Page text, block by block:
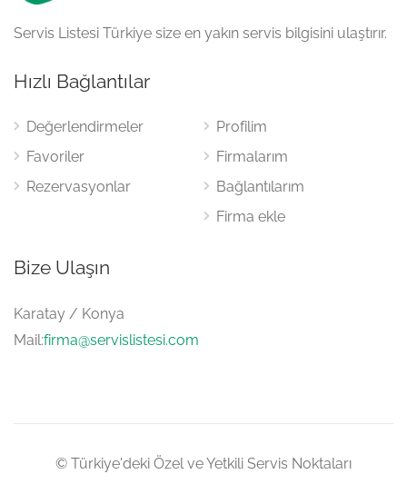
Servis Listesi Türkiye size en yakın servis bilgisini ulaştırır.
Hızlı Bağlantılar
Değerlendirmeler
Favoriler
Rezervasyonlar
Profilim
Firmalarım
Bağlantılarım
Firma ekle
Bize Ulaşın
Karatay / Konya
Mail:firma@servislistesi.com
© Türkiye'deki Özel ve Yetkili Servis Noktaları